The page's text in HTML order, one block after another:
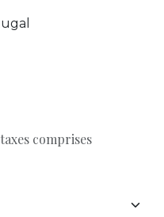
comprises